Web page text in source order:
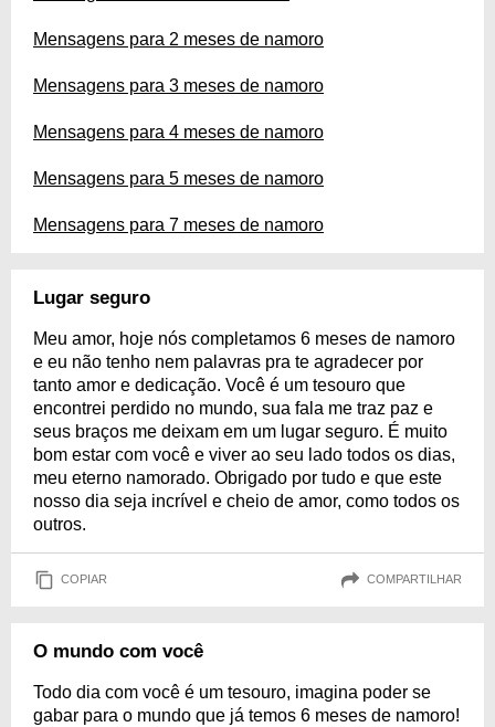
Mensagens para 2 meses de namoro
Mensagens para 3 meses de namoro
Mensagens para 4 meses de namoro
Mensagens para 5 meses de namoro
Mensagens para 7 meses de namoro
Lugar seguro
Meu amor, hoje nós completamos 6 meses de namoro
e eu não tenho nem palavras pra te agradecer por
tanto amor e dedicação. Você é um tesouro que
encontrei perdido no mundo, sua fala me traz paz e
seus braços me deixam em um lugar seguro. É muito
bom estar com você e viver ao seu lado todos os dias,
meu eterno namorado. Obrigado por tudo e que este
nosso dia seja incrível e cheio de amor, como todos os
outros.
COPIAR COMPARTILHAR
O mundo com você
Todo dia com você é um tesouro, imagina poder se
gabar para o mundo que já temos 6 meses de namoro!